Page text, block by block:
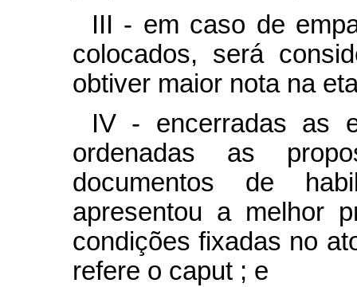
III - em caso de
colocados, será
obtiver maior nota na
IV - encerradas as
ordenadas as
documentos de
apresentou a melhor
condições fixadas no
refere o caput ; e